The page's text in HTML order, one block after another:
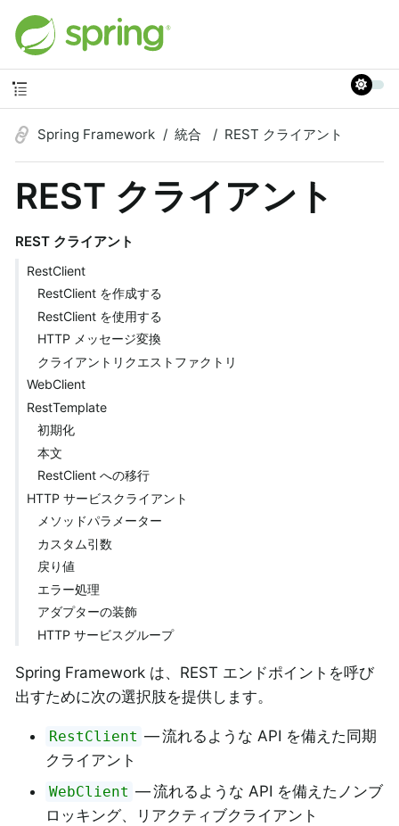
Spring Framework 統合 REST クライアント
REST クライアント
REST クライアント
RestClient
RestClient を作成する
RestClient を使用する
HTTP メッセージ変換
クライアントリクエストファクトリ
WebClient
RestTemplate
初期化
本文
RestClient への移行
HTTP サービスクライアント
メソッドパラメーター
カスタム引数
戻り値
エラー処理
アダプターの装飾
HTTP サービスグループ
Spring Framework は、REST エンドポイントを呼び
出すために次の選択肢を提供します。
RestClient — 流れるような API を備えた同期
クライアント
WebClient — 流れるような API を備えたノンブ
ロッキング、リアクティブクライアント